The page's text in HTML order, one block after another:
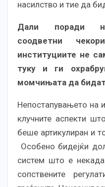
насилство и тие да
Дали поради
соодветни
институциите не
туку и ги
момчињата да
Непостапувањето на
клучните аспекти
беше артикулиран и
Особено бидејќи
систем што е
сопствените